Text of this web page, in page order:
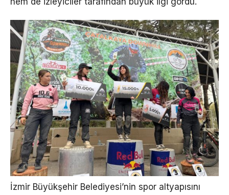
İzmir Büyükşehir Belediyesi’nin spor altyapısını